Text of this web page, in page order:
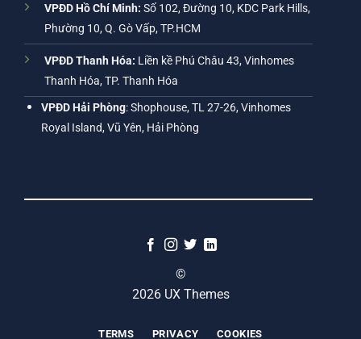
VPĐD Hồ Chí Minh: Số 102, Đường 10, KDC Park Hills,
Phường 10, Q. Gò Vấp, TP.HCM
VPĐD Thanh Hóa: Liền kề Phú Châu 43, Vinhomes
Thanh Hóa, TP. Thanh Hóa
VPĐD Hải Phòng: Shophouse, TL 27-26, Vinhomes
Royal Island, Vũ Yên, Hải Phòng
©
2026 UX Themes
TERMS PRIVACY COOKIES